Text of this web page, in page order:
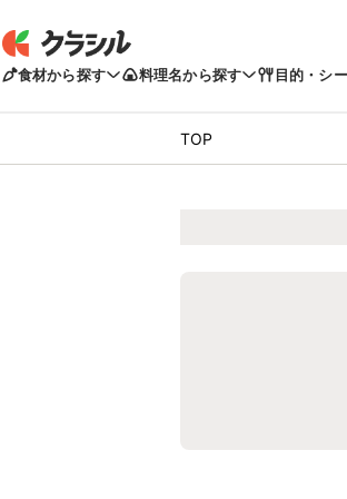
食材から探す 料理名から探す 目的・シ
TOP